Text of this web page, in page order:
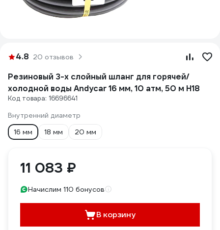
4.8 20 отзывов
Резиновый 3-х слойный шланг для горячей/
холодной воды Andycar 16 мм, 10 атм, 50 м H18
Код товара: 16696641
Внутренний диаметр
16 мм
18 мм 20 мм
11 083 ₽
Начислим 110 бонусов
В корзину